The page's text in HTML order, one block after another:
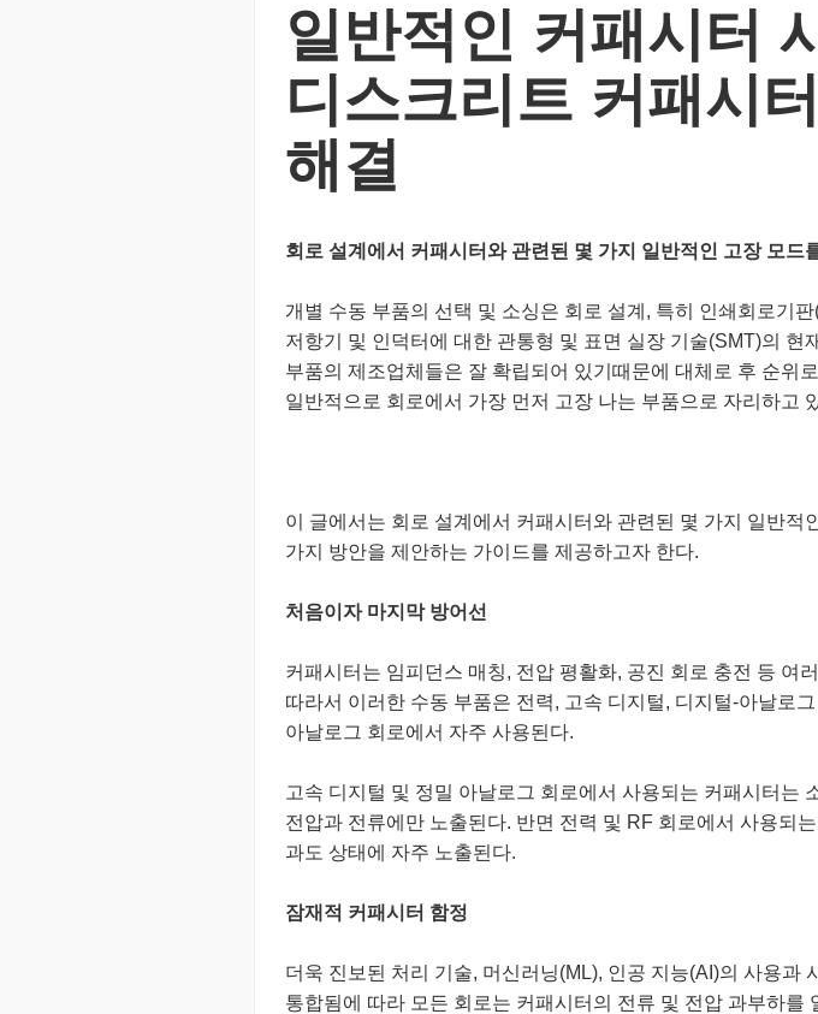
일반적인 커패시터
디스크리트 커패시
해결
회로 설계에서 커패시터와 관련된 몇 가지 일반적인 고장 모드
개별 수동 부품의 선택 및 소싱은 회로 설계, 특히 인쇄회로기
저항기 및 인덕터에 대한 관통형 및 표면 실장 기술(SMT)의
부품의 제조업체들은 잘 확립되어 있기때문에 대체로 후 순위
일반적으로 회로에서 가장 먼저 고장 나는 부품으로 자리하고
이 글에서는 회로 설계에서 커패시터와 관련된 몇 가지 일반
가지 방안을 제안하는 가이드를 제공하고자 한다.
처음이자 마지막 방어선
커패시터는 임피던스 매칭, 전압 평활화, 공진 회로 충전 등 여
따라서 이러한 수동 부품은 전력, 고속 디지털, 디지털-아날로
아날로그 회로에서 자주 사용된다.
고속 디지털 및 정밀 아날로그 회로에서 사용되는 커패시터는
전압과 전류에만 노출된다. 반면 전력 및 RF 회로에서 사용되
과도 상태에 자주 노출된다.
잠재적 커패시터 함정
더욱 진보된 처리 기술, 머신러닝(ML), 인공 지능(AI)의 사용과
통합됨에 따라 모든 회로는 커패시터의 전류 및 전압 과부하